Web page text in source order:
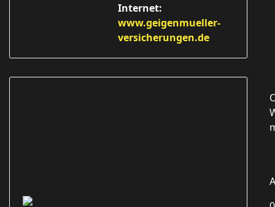
Internet:
www.geigenmueller-
versicherungen.de